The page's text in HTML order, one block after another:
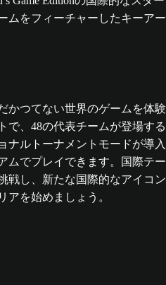
かつてない世界のゲームを体験
で、48の代表チームが登場する
ナルトーナメントモードが導入
ムでプレイできます。国際テー
戦し、新たな国際的なアイコン
アを始めましょう。